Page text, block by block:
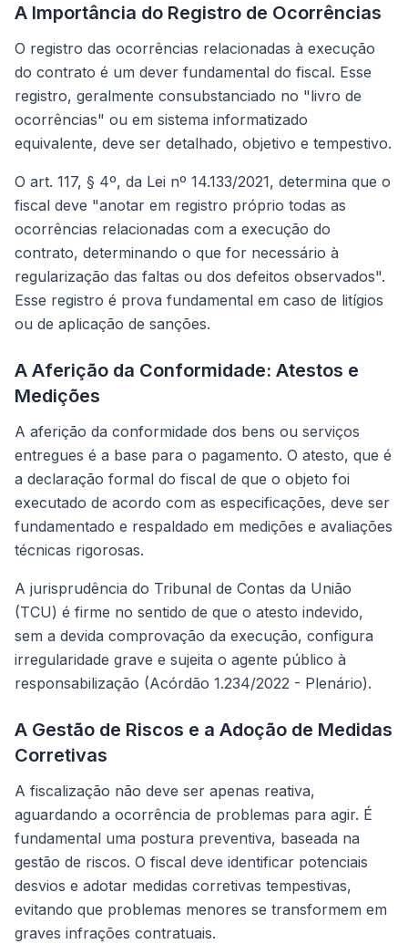
A Importância do Registro de Ocorrências
O registro das ocorrências relacionadas à execução
do contrato é um dever fundamental do fiscal. Esse
registro, geralmente consubstanciado no "livro de
ocorrências" ou em sistema informatizado
equivalente, deve ser detalhado, objetivo e tempestivo.
O art. 117, § 4º, da Lei nº 14.133/2021, determina que o
fiscal deve "anotar em registro próprio todas as
ocorrências relacionadas com a execução do
contrato, determinando o que for necessário à
regularização das faltas ou dos defeitos observados".
Esse registro é prova fundamental em caso de litígios
ou de aplicação de sanções.
A Aferição da Conformidade: Atestos e
Medições
A aferição da conformidade dos bens ou serviços
entregues é a base para o pagamento. O atesto, que é
a declaração formal do fiscal de que o objeto foi
executado de acordo com as especificações, deve ser
fundamentado e respaldado em medições e avaliações
técnicas rigorosas.
A jurisprudência do Tribunal de Contas da União
(TCU) é firme no sentido de que o atesto indevido,
sem a devida comprovação da execução, configura
irregularidade grave e sujeita o agente público à
responsabilização (Acórdão 1.234/2022 - Plenário).
A Gestão de Riscos e a Adoção de Medidas
Corretivas
A fiscalização não deve ser apenas reativa,
aguardando a ocorrência de problemas para agir. É
fundamental uma postura preventiva, baseada na
gestão de riscos. O fiscal deve identificar potenciais
desvios e adotar medidas corretivas tempestivas,
evitando que problemas menores se transformem em
graves infrações contratuais.